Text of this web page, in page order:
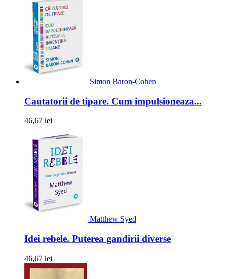
Simon Baron-Cohen
Cautatorii de tipare. Cum impulsioneaza...
46,67 lei
Matthew Syed
Idei rebele. Puterea gandirii diverse
46,67 lei